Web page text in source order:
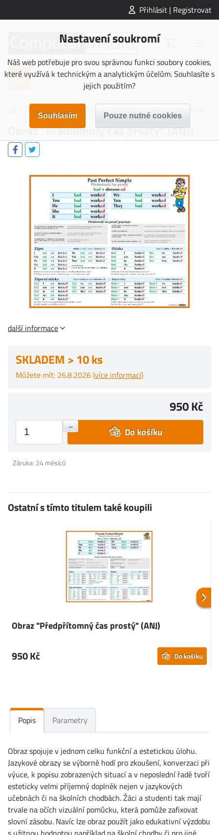
Přihlásit | Registrovat
Nastavení soukromí
Náš web potřebuje pro svou správnou funkci soubory cookies,
které využívá k technickým a analytickým účelům. Souhlasíte s
jejich použitím?
> >
Obraz "Předminulý čas prostý" (ANJ)
další informace
SKLADEM > 10 ks
Můžete mít: 26.8.2026 (více informací)
950 Kč
+
– Do košíku
Záruka: 24 měsíců
Ostatní s tímto titulem také koupili
Obraz "Předpřítomný čas prostý" (ANJ)
950 Kč Do košíku
Popis Parametry
Obraz spojuje v jednom celku funkční a estetickou úlohu.
Jazykové obrazy se výborně hodí pro zkoušení, konverzaci při
výuce, k popisu zobrazených situací a v neposlední řadě tvoří
esteticky velmi příjemný doplněk nejen v jazykových
učebnách či na školních chodbách. Žáci a studenti tak mají
trvale na očích vizuální pomůcku, která pomůže zafixovat
slovní zásobu. Navíc lze obraz použít jako edukativní výzdobu